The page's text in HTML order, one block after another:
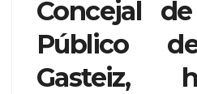
Concejal
Público
Gasteiz,